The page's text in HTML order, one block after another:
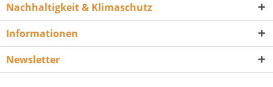
Nachhaltigkeit & Klimaschutz
Informationen
Newsletter